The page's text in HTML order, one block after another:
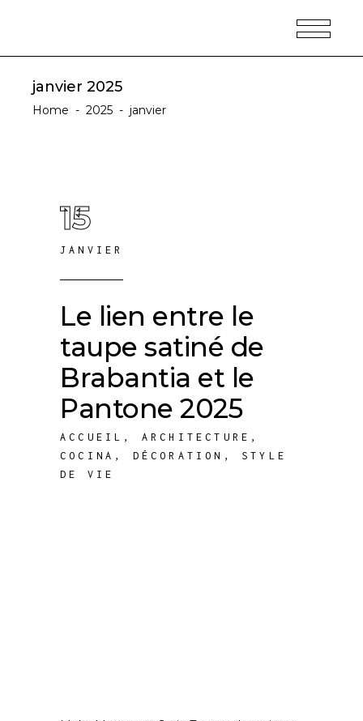
janvier 2025
Home - 2025 - janvier
15
JANVIER
Le lien entre le
taupe satiné de
Brabantia et le
Pantone 2025
ACCUEIL , ARCHITECTURE ,
COCINA , DÉCORATION , STYLE
DE VIE